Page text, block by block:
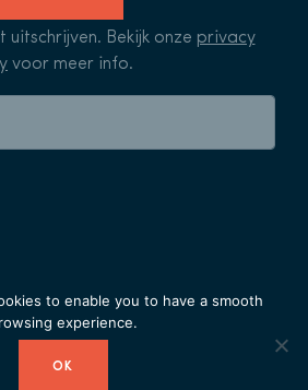
uitschrijven. Bekijk onze privacy
voor meer info.
- Member of Duval Union
policy
to enable you to have a smooth
experience.
OK